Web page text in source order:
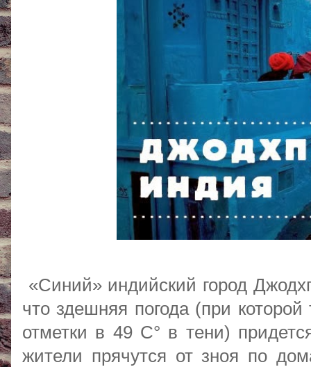
«Синий» индийский город
что здешняя погода (при
отметки в 49 С° в тени)
жители прячутся от зноя по